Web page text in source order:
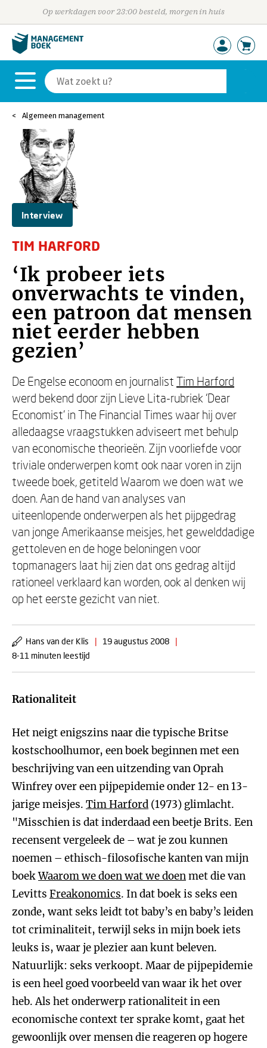
Op werkdagen voor 23:00 besteld, morgen in huis
Algemeen management
Interview
TIM HARFORD
‘Ik probeer iets
onverwachts te vinden,
een patroon dat mensen
niet eerder hebben
gezien’
De Engelse econoom en journalist Tim Harford
werd bekend door zijn Lieve Lita-rubriek ‘Dear
Economist’ in The Financial Times waar hij over
alledaagse vraagstukken adviseert met behulp
van economische theorieën. Zijn voorliefde voor
triviale onderwerpen komt ook naar voren in zijn
tweede boek, getiteld Waarom we doen wat we
doen. Aan de hand van analyses van
uiteenlopende onderwerpen als het pijpgedrag
van jonge Amerikaanse meisjes, het gewelddadige
gettoleven en de hoge beloningen voor
topmanagers laat hij zien dat ons gedrag altijd
rationeel verklaard kan worden, ook al denken wij
op het eerste gezicht van niet.
Hans van der Klis | 19 augustus 2008
|
8-11 minuten leestijd
Rationaliteit
Het neigt enigszins naar die typische Britse
kostschoolhumor, een boek beginnen met een
beschrijving van een uitzending van Oprah
Winfrey over een pijpepidemie onder 12- en 13-
jarige meisjes. Tim Harford (1973) glimlacht.
"Misschien is dat inderdaad een beetje Brits. Een
recensent vergeleek de – wat je zou kunnen
noemen – ethisch-filosofische kanten van mijn
boekWaarom we doen wat we doenmet die van
Levitts Freakonomics. In dat boek is seks een
zonde, want seks leidt tot baby’s en baby’s leiden
tot criminaliteit, terwijl seks in mijn boek iets
leuks is, waar je plezier aan kunt beleven.
Natuurlijk: seks verkoopt. Maar de pijpepidemie
is een heel goed voorbeeld van waar ik het over
heb. Als het onderwerp rationaliteit in een
economische context ter sprake komt, gaat het
gewoonlijk over mensen die reageren op hogere